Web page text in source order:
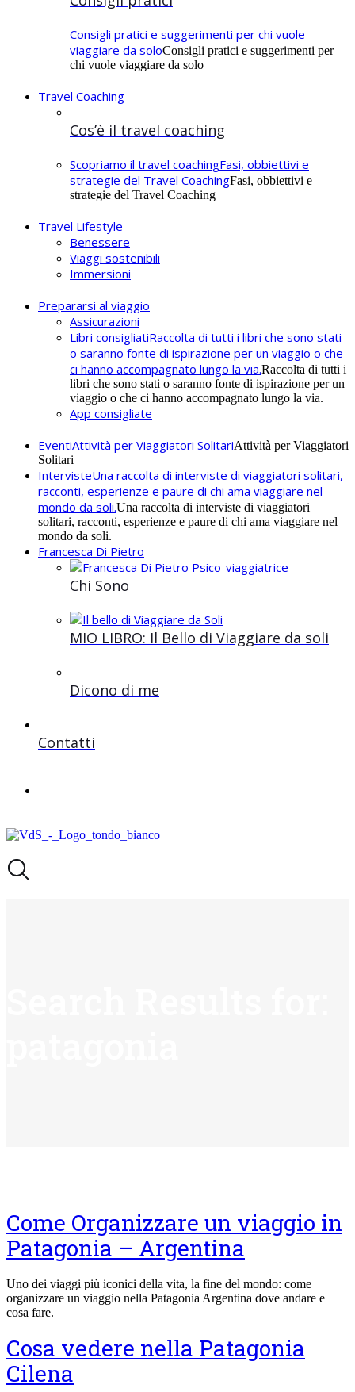
Consigli pratici e suggerimenti per chi vuole
viaggiare da soloConsigli pratici e suggerimenti per
chi vuole viaggiare da solo
Travel Coaching
Cos’è il travel coaching
Scopriamo il travel coachingFasi, obbiettivi e
strategie del Travel CoachingFasi, obbiettivi e
strategie del Travel Coaching
Travel Lifestyle
Benessere
Viaggi sostenibili
Immersioni
Prepararsi al viaggio
Assicurazioni
Libri consigliatiRaccolta di tutti i libri che sono stati
o saranno fonte di ispirazione per un viaggio o che
ci hanno accompagnato lungo la via.Raccolta di tutti i
libri che sono stati o saranno fonte di ispirazione per un
viaggio o che ci hanno accompagnato lungo la via.
App consigliate
EventiAttività per Viaggiatori SolitariAttività per Viaggiatori
Solitari
IntervisteUna raccolta di interviste di viaggiatori solitari,
racconti, esperienze e paure di chi ama viaggiare nel
mondo da soli.Una raccolta di interviste di viaggiatori
solitari, racconti, esperienze e paure di chi ama viaggiare nel
mondo da soli.
Francesca Di Pietro
Chi Sono
MIO LIBRO: Il Bello di Viaggiare da soli
Dicono di me
Contatti
Come Organizzare un viaggio in
Patagonia – Argentina
Uno dei viaggi più iconici della vita, la fine del mondo: come
organizzare un viaggio nella Patagonia Argentina dove andare e
cosa fare.
Cosa vedere nella Patagonia
Cilena